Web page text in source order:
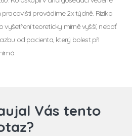
provádíme 2x týdně. Riziko
vyšetření teoreticky mírně vyšší, neboť
od pacienta, který bolest při
Vás tento